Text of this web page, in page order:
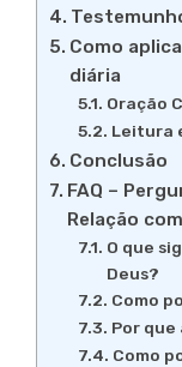
Como
diária
Oração
Leitura
Conclusão
FAQ –
Relação
O que
Deus?
Como
Por
Como